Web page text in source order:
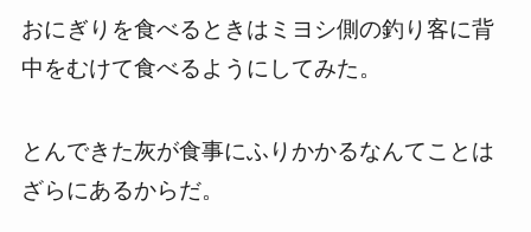
おにぎりを食べるときはミヨシ側の釣り客に背
中をむけて食べるようにしてみた。
とんできた灰が食事にふりかかるなんてことは
ざらにあるからだ。